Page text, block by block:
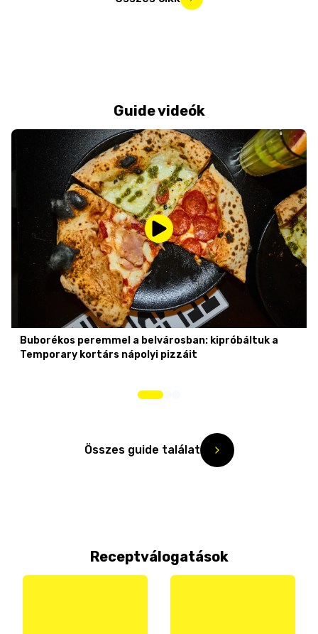
Guide videók
Buborékos peremmel a belvárosban: kipróbáltuk a
Temporary kortárs nápolyi pizzáit
Összes guide találat
Receptválogatások